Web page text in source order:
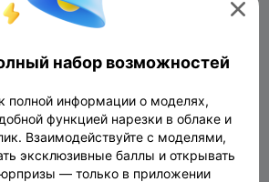
00:58


набор возможностей
полной информации о моделях,
функцией нарезки в облаке и
Взаимодействуйте с моделями,
эксклюзивные баллы и открывать
— только в приложении